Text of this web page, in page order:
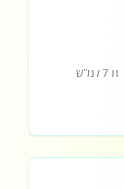
7קמ"ש